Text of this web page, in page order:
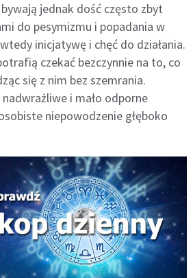
jednak dość często zbyt
do pesymizmu i popadania w
inicjatywę i chęć do działania.
czekać bezczynnie na to, co
się z nim bez szemrania.
i mało odporne
niepowodzenie głęboko